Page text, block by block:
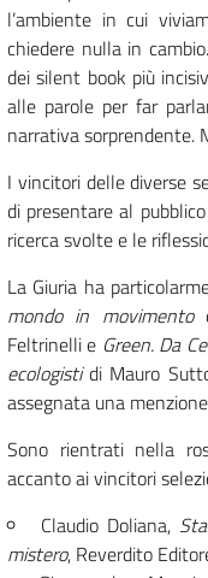
l’ambiente in cui
chiedere nulla in
dei silent book più
alle parole per far
narrativa sorprendente.
I vincitori delle diverse
di presentare al
ricerca svolte e le
La Giuria ha
mondo in movimento
Feltrinelli e Green. Da
ecologistidi Mauro
assegnata una
Sono rientrati nella
accanto ai vincitori
Claudio Doliana,
mistero, Reverdito